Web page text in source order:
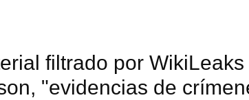
filtrado por
"evidencias de